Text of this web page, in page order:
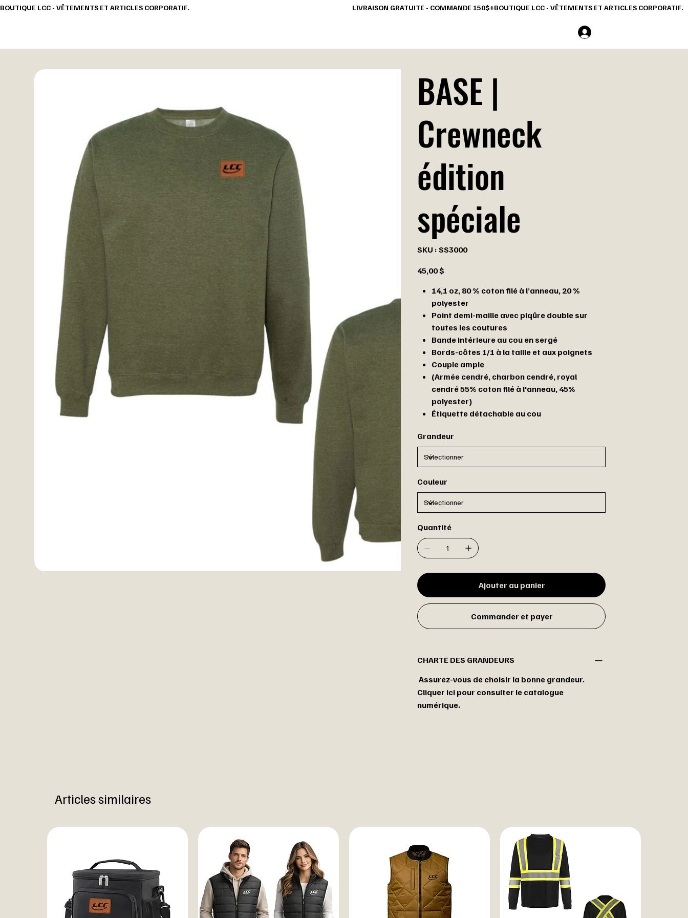
BOUTIQUE LCC - VÊTEMENTS ET ARTICLES CORPORATIF.                                                                                                          LIVRAISON GRATUITE - COMMANDE 150$+
BASE |
Crewneck
édition
spéciale
SKU : SS3000
SS3000
45,00 $
14,1 oz, 80 % coton filé à l’anneau, 20 %
polyester
Point demi-maille avec piqûre double sur
toutes les coutures
Bande intérieure au cou en sergé
Bords-côtes 1/1 à la taille et aux poignets
Couple ample
(Armée cendré, charbon cendré, royal
cendré 55% coton filé à l'anneau, 45%
polyester)
Étiquette détachable au cou
Grandeur
Couleur
Quantité
Ajouter au panier
Commander et payer
CHARTE DES GRANDEURS
Assurez-vous de choisir la bonne grandeur.
Cliquer ici pour consulter le catalogue
numérique.
Articles similaires